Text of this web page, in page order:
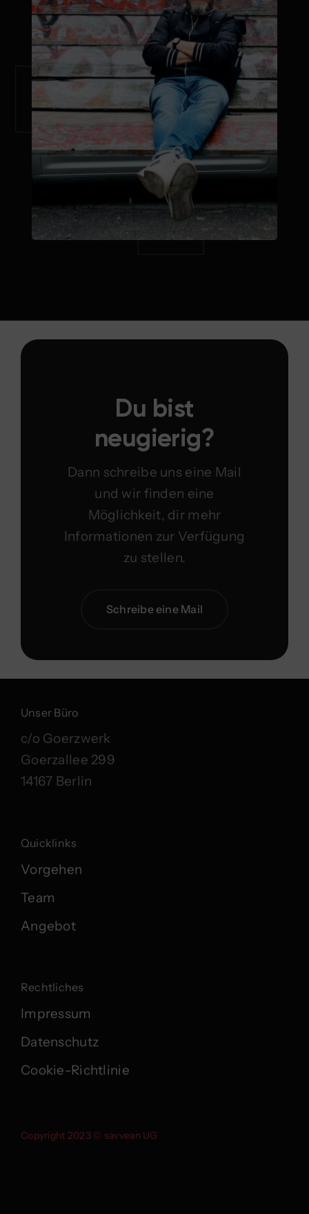
Du bist
neugierig?
Dann schreibe uns eine Mail
und wir finden eine
Möglichkeit, dir mehr
Informationen zur Verfügung
zu stellen.
Schreibe eine Mail
Unser Büro
c/o Goerzwerk
Goerzallee 299
14167 Berlin
Quicklinks
Vorgehen
Team
Angebot
Rechtliches
Impressum
Datenschutz
Cookie-Richtlinie
Copyright 2023 © savvean UG